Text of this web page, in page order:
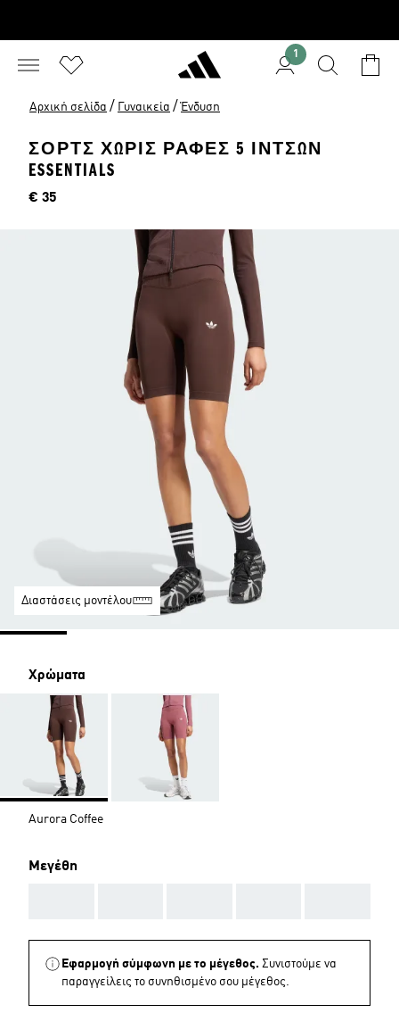
1
Αρχική σελίδα / Γυναικεία / Ένδυση
ΣΟΡΤΣ ΧΩΡΙΣ ΡΑΦΕΣ 5 ΙΝΤΣΩΝ
ESSENTIALS
Τιμή
€ 35
Διαστάσεις μοντέλου
Χρώματα
Aurora Coffee
Μεγέθη
Εφαρμογή σύμφωνη με το μέγεθος. Συνιστούμε να
παραγγείλεις το συνηθισμένο σου μέγεθος.